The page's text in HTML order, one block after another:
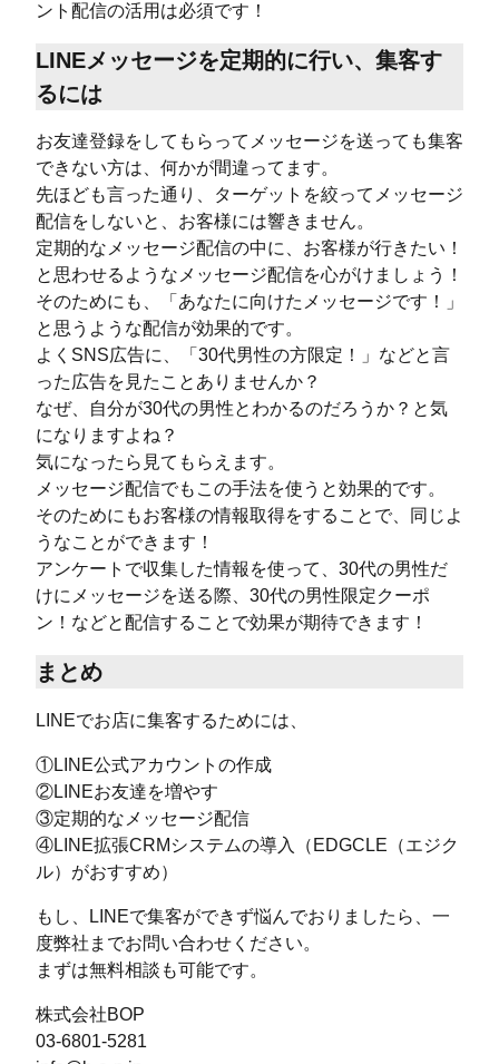
ント配信の活用は必須です！
LINEメッセージを定期的に行い、集客す
るには
お友達登録をしてもらってメッセージを送っても集客
できない方は、何かが間違ってます。
先ほども言った通り、ターゲットを絞ってメッセージ
配信をしないと、お客様には響きません。
定期的なメッセージ配信の中に、お客様が行きたい！
と思わせるようなメッセージ配信を心がけましょう！
そのためにも、「あなたに向けたメッセージです！」
と思うような配信が効果的です。
よくSNS広告に、「30代男性の方限定！」などと言
った広告を見たことありませんか？
なぜ、自分が30代の男性とわかるのだろうか？と気
になりますよね？
気になったら見てもらえます。
メッセージ配信でもこの手法を使うと効果的です。
そのためにもお客様の情報取得をすることで、同じよ
うなことができます！
アンケートで収集した情報を使って、30代の男性だ
けにメッセージを送る際、30代の男性限定クーポ
ン！などと配信することで効果が期待できます！
まとめ
LINEでお店に集客するためには、
①LINE公式アカウントの作成
②LINEお友達を増やす
③定期的なメッセージ配信
④LINE拡張CRMシステムの導入（EDGCLE（エジク
ル）がおすすめ）
もし、LINEで集客ができず悩んでおりましたら、一
度弊社までお問い合わせください。
まずは無料相談も可能です。
株式会社BOP
03-6801-5281